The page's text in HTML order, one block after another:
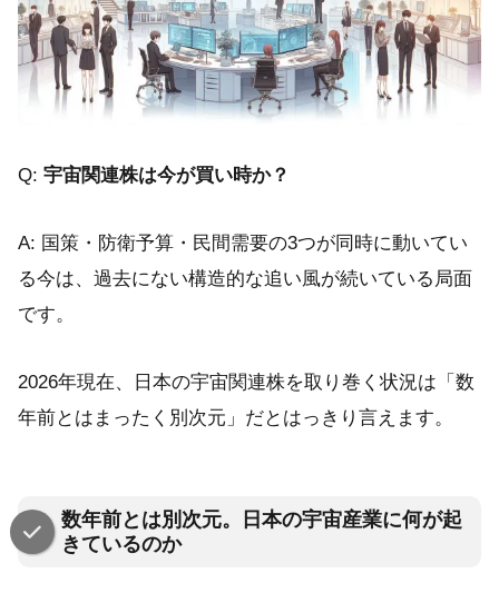
Q: 宇宙関連株は今が買い時か？
A: 国策・防衛予算・民間需要の3つが同時に動いてい
る今は、過去にない構造的な追い風が続いている局面
です。
2026年現在、日本の宇宙関連株を取り巻く状況は「数
年前とはまったく別次元」だとはっきり言えます。
数年前とは別次元。日本の宇宙産業に何が起
きているのか